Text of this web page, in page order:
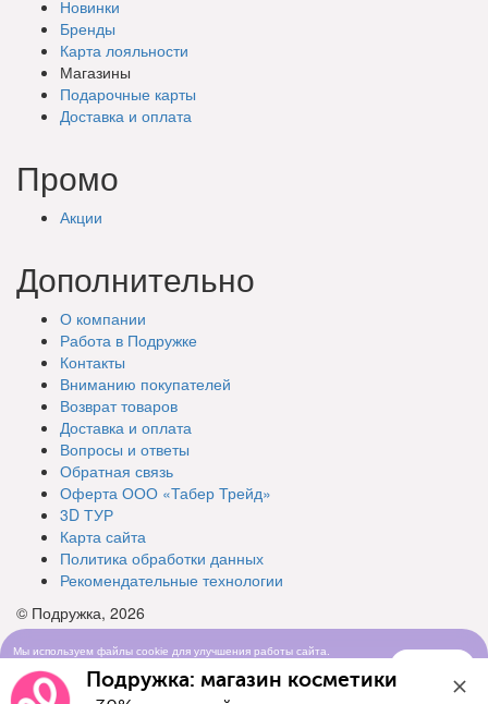
Новинки
Бренды
Карта лояльности
Магазины
Подарочные карты
Доставка и оплата
Промо
Акции
Дополнительно
О компании
Работа в Подружке
Контакты
Вниманию покупателей
Возврат товаров
Доставка и оплата
Вопросы и ответы
Обратная связь
Оферта ООО «Табер Трейд»
3D ТУР
Карта сайта
Политика обработки данных
Рекомендательные технологии
© Подружка, 2026
Мы используем файлы cookie для улучшения работы сайта.
использования cookie-файловПодружка: магазин косметики